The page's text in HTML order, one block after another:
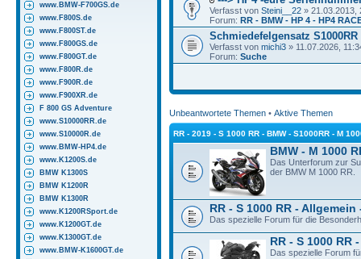
www.BMW-F700GS.de
www.F800S.de
www.F800ST.de
www.F800GS.de
www.F800GT.de
www.F800R.de
www.F900R.de
www.F900XR.de
F 800 GS Adventure
www.S10000RR.de
www.S10000R.de
www.BMW-HP4.de
www.K1200S.de
BMW K1300S
BMW K1200R
BMW K1300R
www.K1200RSport.de
www.K1200GT.de
www.K1300GT.de
www.BMW-K1600GT.de
Verfasst von Steini__22 » 21.03.2013,
Forum: RR - BMW - HP 4 - HP4
Schmiedefelgensatz S1000RR
Verfasst von michi3 » 11.07.2026,
Forum: Suche
Unbeantwortete Themen • Aktive Themen
RR - 2019 - S 1000 RR - BMW - S1000RR - M
BMW - M 1000
Das Unterforum zur
der BMW M 1000 RR.
RR - S 1000 RR - Allgemein
Das spezielle Forum für die
RR - S 1000 RR
Das spezielle Forum